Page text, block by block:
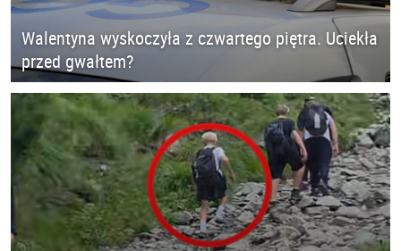
Walentyna wyskoczyła z czwartego piętra. Uciekła
przed gwałtem?